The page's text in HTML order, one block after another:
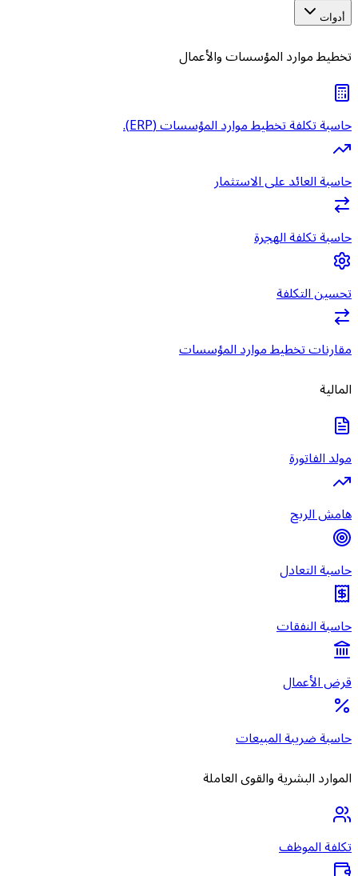
أدوات
تخطيط موارد المؤسسات والأعمال
حاسبة تكلفة تخطيط موارد المؤسسات (ERP).
حاسبة العائد على الاستثمار
حاسبة تكلفة الهجرة
تحسين التكلفة
مقارنات تخطيط موارد المؤسسات
المالية
مولد الفاتورة
هامش الربح
حاسبة التعادل
حاسبة النفقات
قرض الأعمال
حاسبة ضريبة المبيعات
الموارد البشرية والقوى العاملة
تكلفة الموظف